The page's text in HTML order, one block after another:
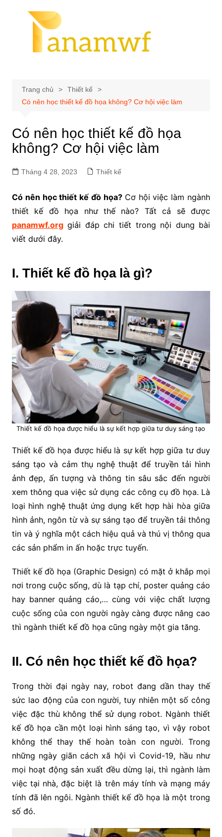
Trang chủ
Thiết kế
Có nên học thiết kế đồ họa không? Cơ hội việc làm
Có nên học thiết kế đồ họa
không? Cơ hội việc làm
Tháng 4 28, 2023 Thiết kế
Có nên học thiết kế đồ họa? Cơ hội việc làm ngành
thiết kế đồ họa như thế nào? Tất cả sẽ được
panamwf.orggiải đáp chi tiết trong nội dung bài
viết dưới đây.
I. Thiết kế đồ họa là gì?
Thiết kế đồ họa được hiểu là sự kết hợp giữa tư duy sáng tạo
Thiết kế đồ họa được hiểu là sự kết hợp giữa tư duy
sáng tạo và cảm thụ nghệ thuật để truyền tải hình
ảnh đẹp, ấn tượng và thông tin sâu sắc đến người
xem thông qua việc sử dụng các công cụ đồ họa. Là
loại hình nghệ thuật ứng dụng kết hợp hài hòa giữa
hình ảnh, ngôn từ và sự sáng tạo để truyền tải thông
tin và ý nghĩa một cách hiệu quả và thú vị thông qua
các sản phẩm in ấn hoặc trực tuyến.
Thiết kế đồ họa (Graphic Design) có mặt ở khắp mọi
nơi trong cuộc sống, dù là tạp chí, poster quảng cáo
hay banner quảng cáo,… cùng với việc chất lượng
cuộc sống của con người ngày càng được nâng cao
thì ngành thiết kế đồ họa cũng ngày một gia tăng.
II. Có nên học thiết kế đồ họa?
Trong thời đại ngày nay, robot đang dần thay thế
sức lao động của con người, tuy nhiên một số công
việc đặc thù không thể sử dụng robot. Ngành thiết
kế đồ họa cần một loại hình sáng tạo, vì vậy robot
không thể thay thế hoàn toàn con người. Trong
những ngày giãn cách xã hội vì Covid-19, hầu như
mọi hoạt động sản xuất đều dừng lại, thì ngành làm
việc tại nhà, đặc biệt là trên máy tính và mạng máy
tính đã lên ngôi. Ngành thiết kế đồ họa là một trong
số đó.